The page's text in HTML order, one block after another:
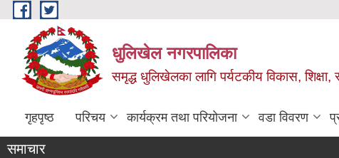
Skip to main content
धुलिखेल नगरपालिका
समृद्ध धुलिखेलका लागि पर्यटकीय विकास, शिक्षा,
गृहपृष्ठ परिचय कार्यक्रम तथा परियोजना वडा विवरण
समाचार